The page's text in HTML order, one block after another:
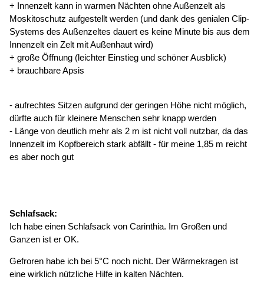
+ Innenzelt kann in warmen Nächten ohne Außenzelt als
Moskitoschutz aufgestellt werden (und dank des genialen Clip-
Systems des Außenzeltes dauert es keine Minute bis aus dem
Innenzelt ein Zelt mit Außenhaut wird)
+ große Öffnung (leichter Einstieg und schöner Ausblick)
+ brauchbare Apsis
- aufrechtes Sitzen aufgrund der geringen Höhe nicht möglich,
dürfte auch für kleinere Menschen sehr knapp werden
- Länge von deutlich mehr als 2 m ist nicht voll nutzbar, da das
Innenzelt im Kopfbereich stark abfällt - für meine 1,85 m reicht
es aber noch gut
Schlafsack:
Ich habe einen Schlafsack von Carinthia. Im Großen und
Ganzen ist er OK.
Gefroren habe ich bei 5°C noch nicht. Der Wärmekragen ist
eine wirklich nützliche Hilfe in kalten Nächten.